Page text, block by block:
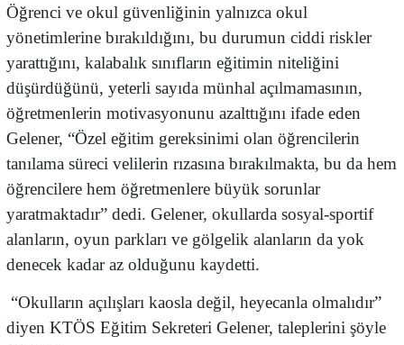
Öğrenci ve okul güvenliğinin yalnızca okul
yönetimlerine bırakıldığını, bu durumun ciddi riskler
yarattığını, kalabalık sınıfların eğitimin niteliğini
düşürdüğünü, yeterli sayıda münhal açılmamasının,
öğretmenlerin motivasyonunu azalttığını ifade eden
Gelener, “Özel eğitim gereksinimi olan öğrencilerin
tanılama süreci velilerin rızasına bırakılmakta, bu da hem
öğrencilere hem öğretmenlere büyük sorunlar
yaratmaktadır” dedi. Gelener, okullarda sosyal-sportif
alanların, oyun parkları ve gölgelik alanların da yok
denecek kadar az olduğunu kaydetti.
“Okulların açılışları kaosla değil, heyecanla olmalıdır”
diyen KTÖS Eğitim Sekreteri Gelener, taleplerini şöyle